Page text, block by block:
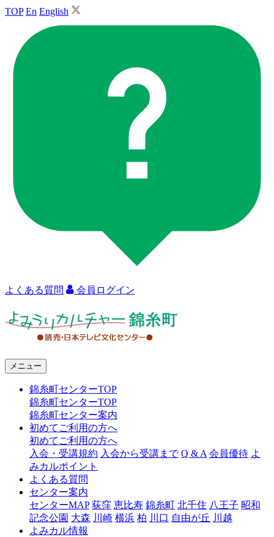
TOP En English
よくある質問 会員ログイン
ャ
糸
メニュー
錦糸町センターTOP
錦糸町センターTOP
錦糸町センター案内
初めてご利用の方へ
初めてご利用の方へ
入会・受講規約 入会から受講まで Q & A 会員優待 よ
みカルポイント
よくある質問
センター案内
センターMAP 荻窪 恵比寿 錦糸町 北千住 八王子 昭和
記念公園 大森 川崎 横浜 柏 川口 自由が丘 川越
よみカル情報